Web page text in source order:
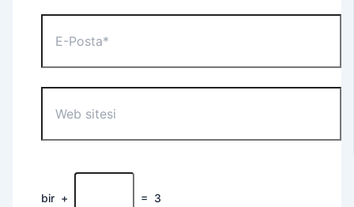
Posta*
sitesi
bir + = 3